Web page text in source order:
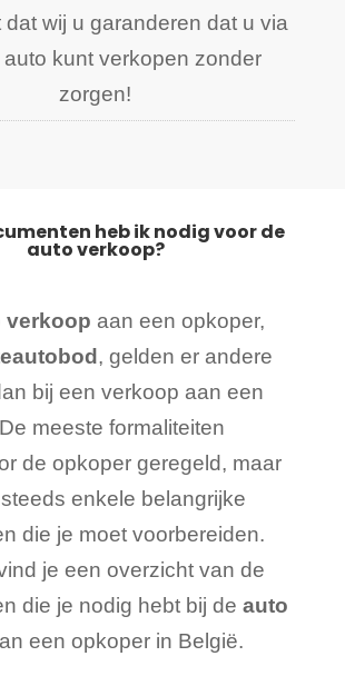
dat wij u garanderen dat u via
kunt verkopen zonder
zorgen!
heb ik nodig voor de
auto verkoop?
verkoop aan een opkoper,
, gelden er andere
bij een verkoop aan een
meeste formaliteiten
de opkoper geregeld, maar
enkele belangrijke
die je moet voorbereiden.
je een overzicht van de
die je nodig hebt bij de auto
een opkoper in België.